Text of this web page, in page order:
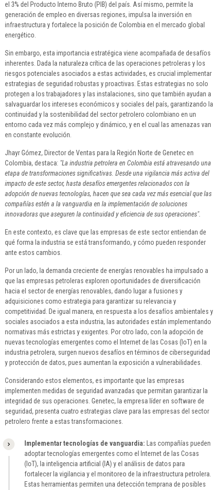
el 3% del Producto Interno Bruto (PIB) del país. Así mismo, permite la
generación de empleo en diversas regiones, impulsa la inversión en
infraestructura y fortalece la posición de Colombia en el mercado global
energético.
Sin embargo, esta importancia estratégica viene acompañada de desafíos
inherentes. Dada la naturaleza crítica de las operaciones petroleras y los
riesgos potenciales asociados a estas actividades, es crucial implementar
estrategias de seguridad robustas y proactivas. Estas estrategias no solo
protegen a los trabajadores y las instalaciones, sino que también ayudan a
salvaguardar los intereses económicos y sociales del país, garantizando la
continuidad y la sostenibilidad del sector petrolero colombiano en un
entorno cada vez más complejo y dinámico, y en el cual las amenazas van
en constante evolución.
Jhayr Gómez, Director de Ventas para la Región Norte de Genetec en
Colombia, destaca: "La industria petrolera en Colombia está atravesando una
etapa de transformaciones significativas. Desde una vigilancia más activa del
impacto de este sector, hasta desafíos emergentes relacionados con la
adopción de nuevas tecnologías, hacen que sea cada vez más esencial que las
compañías estén a la vanguardia en la implementación de soluciones
innovadoras que aseguren la continuidad y eficiencia de sus operaciones".
En este contexto, es clave que las empresas de este sector entiendan de
qué forma la industria se está transformando, y cómo pueden responder
ante estos cambios.
Por un lado, la demanda creciente de energías renovables ha impulsado a
que las empresas petroleras exploren oportunidades de diversificación
hacia el sector de energías renovables, dando lugar a fusiones y
adquisiciones como estrategia para garantizar su relevancia y
competitividad. De igual manera, en respuesta a los desafíos ambientales y
sociales asociados a esta industria, las autoridades están implementando
normativas más estrictas y exigentes. Por otro lado, con la adopción de
nuevas tecnologías emergentes como el Internet de las Cosas (IoT) en la
industria petrolera, surgen nuevos desafíos en términos de ciberseguridad
y protección de datos, pues aumentan la exposición a vulnerabilidades.
Considerando estos elementos, es importante que las empresas
implementen medidas de seguridad avanzadas que permitan garantizar la
integridad de sus operaciones. Genetec, la empresa líder en software de
seguridad, presenta cuatro estrategias clave para las empresas del sector
petrolero frente a estas transformaciones.
Implementar tecnologías de vanguardia:
Las compañías pueden
adoptar tecnologías emergentes como el Internet de las Cosas
(IoT), la inteligencia artificial (IA) y el análisis de datos para
fortalecer la vigilancia y el monitoreo de la infraestructura petrolera.
Estas herramientas permiten una detección temprana de posibles